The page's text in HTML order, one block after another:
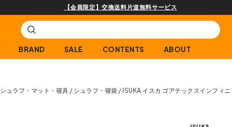
購入商品[¥2,000(税込)以上]のレビュー投
BRAND SALE CONTENTS ABOUT
シュラフ・マット・寝具 シュラフ・寝袋 ISUKA イスカ ゴアテックスインフィ